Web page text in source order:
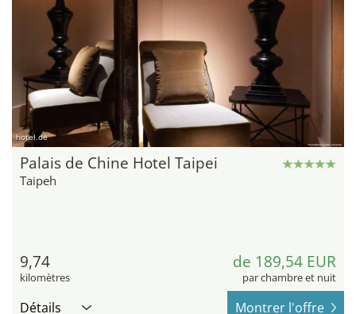
hotel.de
Palais de Chine Hotel Taipei
Taipeh
9,74
kilomètres
de 189,54 EUR
par chambre et nuit
Détails Montrer l'offre